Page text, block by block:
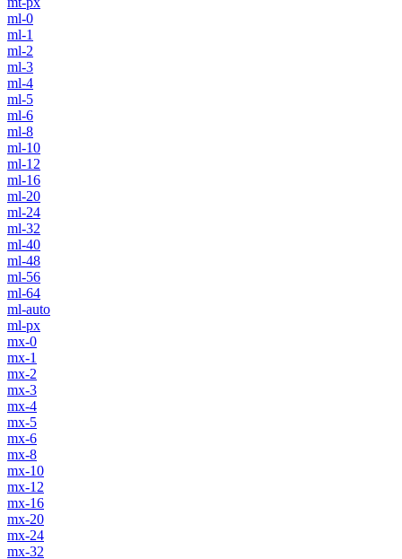
ml-0
ml-1
ml-2
ml-3
ml-4
ml-5
ml-6
ml-8
ml-10
ml-12
ml-16
ml-20
ml-24
ml-32
ml-40
ml-48
ml-56
ml-64
ml-auto
ml-px
mx-0
mx-1
mx-2
mx-3
mx-4
mx-5
mx-6
mx-8
mx-10
mx-12
mx-16
mx-20
mx-24
mx-32